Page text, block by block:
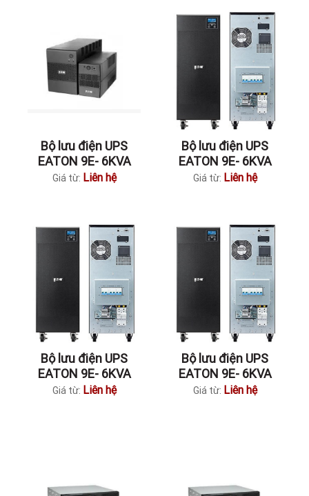
Bộ lưu điện UPS
EATON 9E- 6KVA
Giá từ: Liên hệ
Bộ lưu điện UPS
EATON 9E- 6KVA
Giá từ: Liên hệ
Bộ lưu điện UPS
EATON 9E- 6KVA
Giá từ: Liên hệ
Bộ lưu điện UPS
EATON 9E- 6KVA
Giá từ: Liên hệ